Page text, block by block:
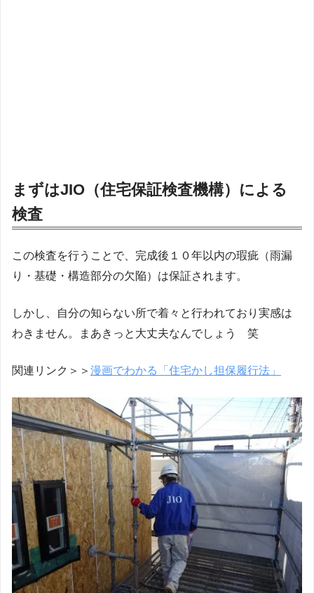
まずはJIO（住宅保証検査機構）による
検査
この検査を行うことで、完成後１０年以内の瑕疵（雨漏
り・基礎・構造部分の欠陥）は保証されます。
しかし、自分の知らない所で着々と行われており実感は
わきません。まあきっと大丈夫なんでしょう 笑
関連リンク＞＞ 漫画でわかる「住宅かし担保履行法」